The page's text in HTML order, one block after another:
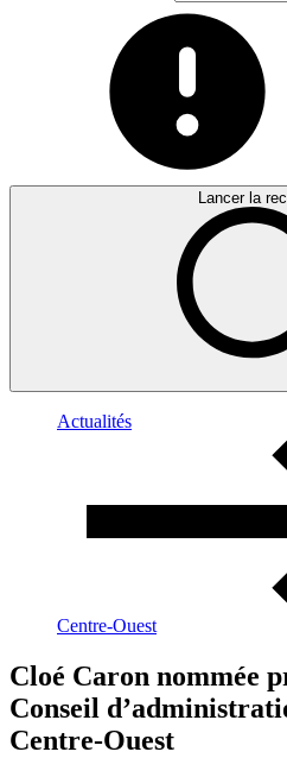
Lancer la
Actualités
Centre-Ouest
Cloé Caron nommée
Conseil
Centre-Ouest